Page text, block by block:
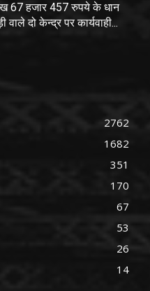
67 हजार 457 रुपये के धान
वाले दो केन्द्र पर कार्यवाही...
2762
1682
351
170
67
53
26
14